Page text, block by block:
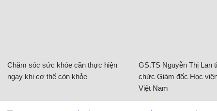
Chăm sóc sức khỏe cần thực hiện
ngay khi cơ thể còn khỏe
GS.TS Nguyễn Thị Lan
chức Giám đốc Học
Việt Nam